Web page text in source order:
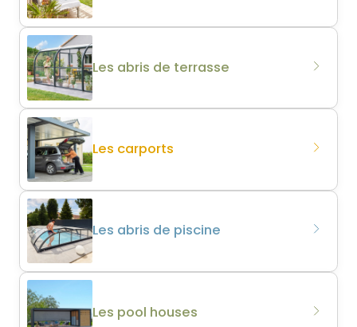
Les abris de terrasse
Les carports
Les abris de piscine
Les pool houses